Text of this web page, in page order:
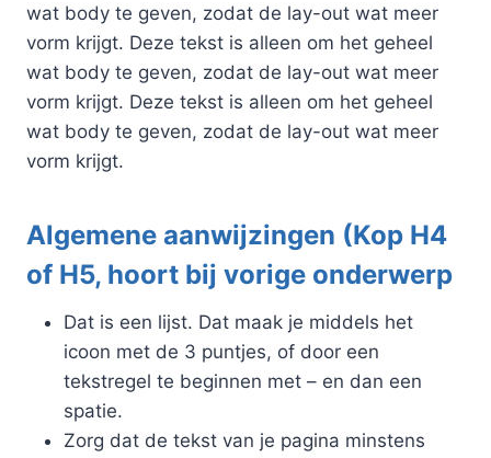
wat body te geven, zodat de lay-out wat meer
vorm krijgt. Deze tekst is alleen om het geheel
wat body te geven, zodat de lay-out wat meer
vorm krijgt. Deze tekst is alleen om het geheel
wat body te geven, zodat de lay-out wat meer
vorm krijgt.
Algemene aanwijzingen (Kop H4
of H5, hoort bij vorige onderwerp
Dat is een lijst. Dat maak je middels het
icoon met de 3 puntjes, of door een
tekstregel te beginnen met – en dan een
spatie.
Zorg dat de tekst van je pagina minstens